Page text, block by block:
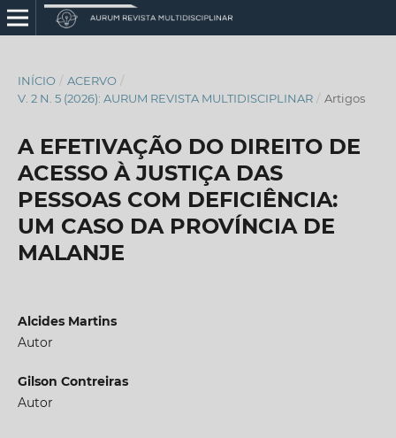
INÍCIO / ACERVO /
V. 2 N. 5 (2026): AURUM REVISTA MULTIDISCIPLINAR / Artigos
A EFETIVAÇÃO DO DIREITO DE
ACESSO À JUSTIÇA DAS
PESSOAS COM DEFICIÊNCIA:
UM CASO DA PROVÍNCIA DE
MALANJE
Alcides Martins
Autor
Gilson Contreiras
Autor